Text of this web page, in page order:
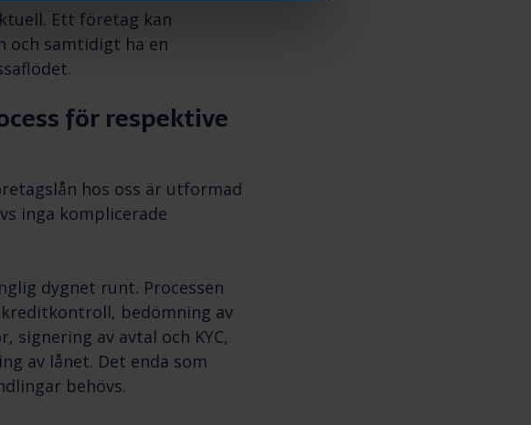
Ett företag kan
och samtidigt ha en
för respektive
hos oss är utformad
inga komplicerade
dygnet runt. Processen
bedömning av
av avtal och KYC,
av lånet. Det enda som
behövs.